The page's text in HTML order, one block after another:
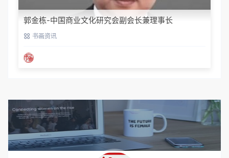
郭金栋-中国商业文化研究会副会长兼理事长
书画资讯